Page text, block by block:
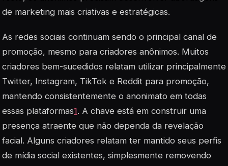
de marketing mais criativas e estratégicas.
As redes sociais continuam sendo o principal canal de
promoção, mesmo para criadores anônimos. Muitos
criadores bem-sucedidos relatam utilizar principalmente
Twitter, Instagram, TikTok e Reddit para promoção,
mantendo consistentemente o anonimato em todas
essas plataformas1. A chave está em construir uma
presença atraente que não dependa da revelação
facial. Alguns criadores relatam ter mantido seus perfis
de mídia social existentes, simplesmente removendo